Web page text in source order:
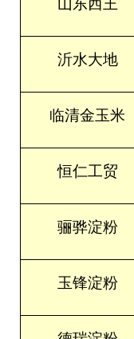
山东西王
沂水大地
临清金玉米
恒仁工贸
骊骅淀粉
玉锋淀粉